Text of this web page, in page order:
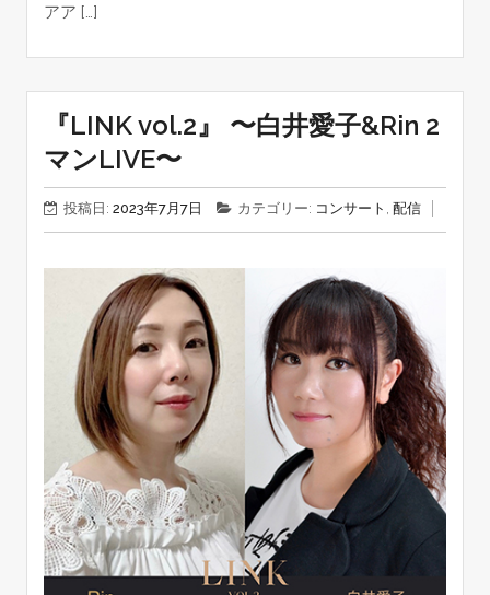
アア […]
『LINK vol.2』 〜白井愛子&Rin 2
マンLIVE〜
投稿日: 2023年7月7日 カテゴリー: コンサート 配信